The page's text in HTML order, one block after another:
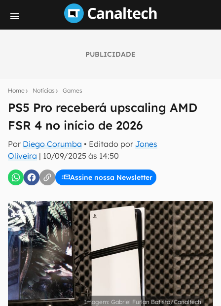
PUBLICIDADE
Home Notícias Games
PS5 Pro receberá upscaling AMD
FSR 4 no início de 2026
Por Diego Corumba • Editado por Jones
Oliveira | 10/09/2025 às 14:50
Assine nossa Newsletter
notícias e reviews sobre tecnologia em primeira
mão.
E-mail
Uso e Política de Privacidade do Canaltech.
Gabriel Furlan Batista/Canaltech